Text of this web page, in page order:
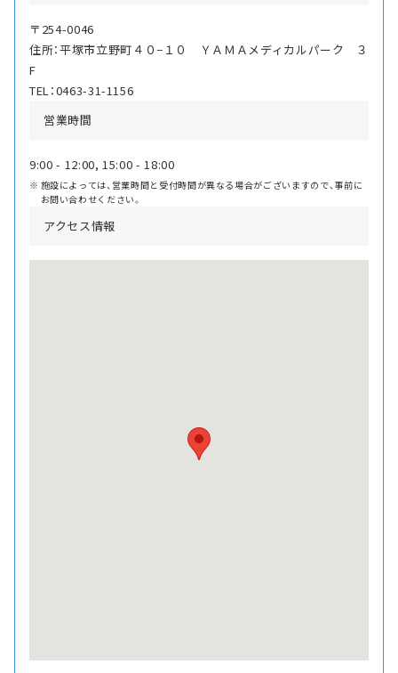
〒254-0046
住所：平塚市立野町４０−１０ ＹＡＭＡメディカルパーク ３
F
TEL：0463-31-1156
営業時間
9:00 - 12:00, 15:00 - 18:00
施設によっては、営業時間と受付時間が異なる場合がございますので、事前に
お問い合わせください。
アクセス情報